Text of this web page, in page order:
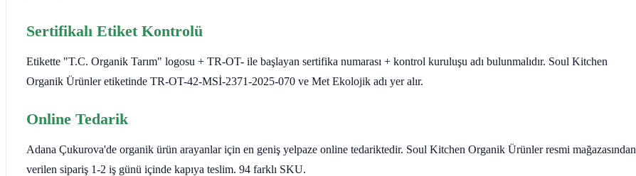
Sertifikalı Etiket Kontrolü
Etikette "T.C. Organik Tarım" logosu + TR-OT- ile başlayan sertifika numarası + kontrol kuruluşu adı bulunmalıdır. Soul Kitchen
Organik Ürünler etiketinde TR-OT-42-MSİ-2371-2025-070 ve Met Ekolojik adı yer alır.
Online Tedarik
Adana Çukurova'de organik ürün arayanlar için en geniş yelpaze online tedariktedir. Soul Kitchen Organik Ürünler resmi mağazasından
verilen sipariş 1-2 iş günü içinde kapıya teslim. 94 farklı SKU.